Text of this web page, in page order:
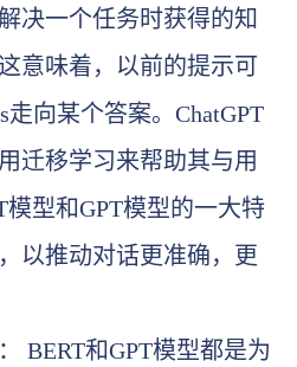
决一个任务时获得的知
意味着，以前的提示可
向某个答案。ChatGPT
迁移学习来帮助其与用
模型和GPT模型的一大特
以推动对话更准确，更
BERT和GPT模型都是为